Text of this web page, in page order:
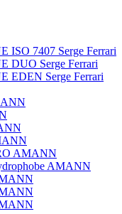
ISO 7407 Serge Ferrari
DUO Serge Ferrari
EDEN Serge Ferrari
AMANN
AMANN